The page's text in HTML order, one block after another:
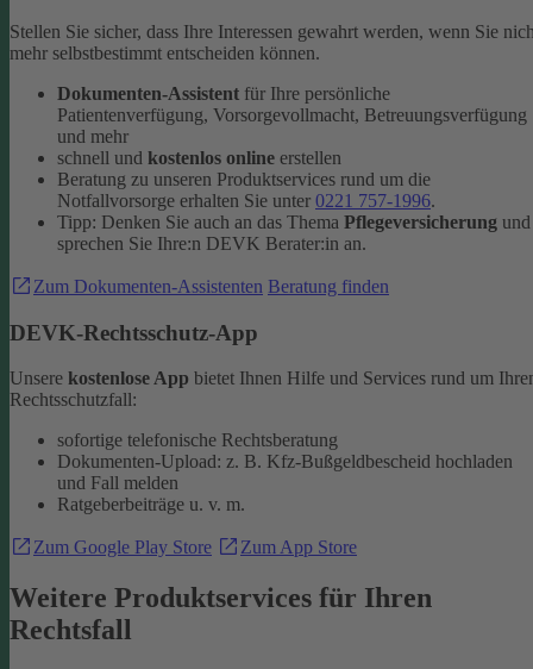
Stellen Sie sicher, dass Ihre Interessen gewahrt werden, wenn Sie
mehr selbstbestimmt entscheiden können.
Dokumenten-Assistent für Ihre persönliche
Patientenverfügung, Vorsorgevollmacht, Betreuungsverfügung
und mehr
schnell und kostenlos online erstellen
Beratung zu unseren Produktservices rund um die
Notfallvorsorge erhalten Sie unter 0221 757-1996.
Tipp: Denken Sie auch an das Thema Pflegeversicherung und
sprechen Sie Ihre:n DEVK Berater:in an.
Zum Dokumenten-Assistenten Beratung finden
DEVK-Rechtsschutz-App
Unsere kostenlose App bietet Ihnen Hilfe und Services rund um
Rechtsschutzfall:
sofortige telefonische Rechtsberatung
Dokumenten-Upload: z. B. Kfz-Bußgeldbescheid hochladen
und Fall melden
Ratgeberbeiträge u. v. m.
Zum Google Play Store Zum App Store
Weitere Produktservices für Ihren
Rechtsfall